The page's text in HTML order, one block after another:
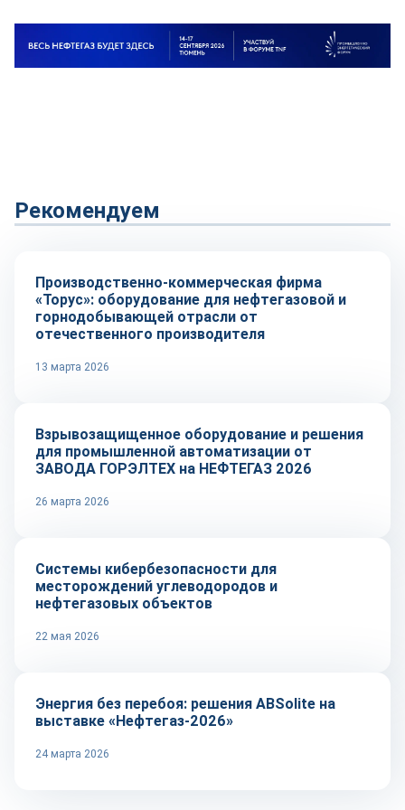
Рекомендуем
Репортаж
Производственно-коммерческая фирма
«Торус»: оборудование для нефтегазовой и
горнодобывающей отрасли от
отечественного производителя
13 марта 2026
Репортаж
Взрывозащищенное оборудование и решения
для промышленной автоматизации от
ЗАВОДА ГОРЭЛТЕХ на НЕФТЕГАЗ 2026
26 марта 2026
Технологии
Системы кибербезопасности для
месторождений углеводородов и
нефтегазовых объектов
22 мая 2026
Репортаж
Энергия без перебоя: решения ABSolite на
выставке «Нефтегаз-2026»
24 марта 2026